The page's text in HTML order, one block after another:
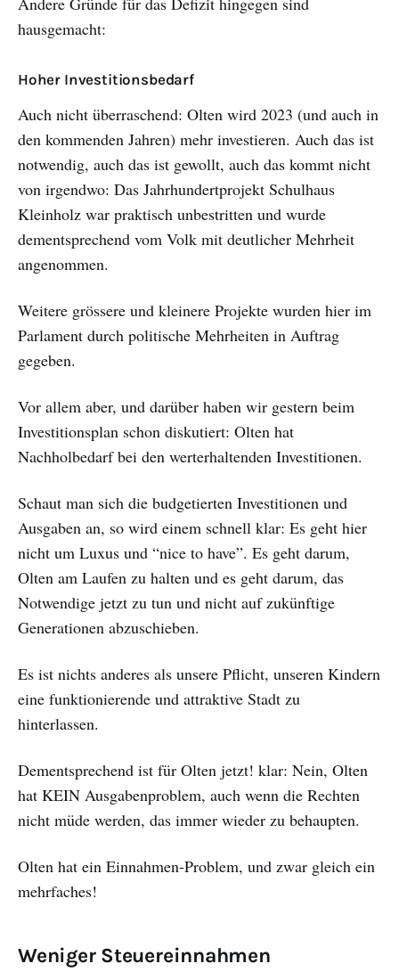
hausgemacht:
Hoher Investitionsbedarf
Auch nicht überraschend: Olten wird 2023 (und auch in
den kommenden Jahren) mehr investieren. Auch das ist
notwendig, auch das ist gewollt, auch das kommt nicht
von irgendwo: Das Jahrhundertprojekt Schulhaus
Kleinholz war praktisch unbestritten und wurde
dementsprechend vom Volk mit deutlicher Mehrheit
angenommen.
Weitere grössere und kleinere Projekte wurden hier im
Parlament durch politische Mehrheiten in Auftrag
gegeben.
Vor allem aber, und darüber haben wir gestern beim
Investitionsplan schon diskutiert: Olten hat
Nachholbedarf bei den werterhaltenden Investitionen.
Schaut man sich die budgetierten Investitionen und
Ausgaben an, so wird einem schnell klar: Es geht hier
nicht um Luxus und “nice to have”. Es geht darum,
Olten am Laufen zu halten und es geht darum, das
Notwendige jetzt zu tun und nicht auf zukünftige
Generationen abzuschieben.
Es ist nichts anderes als unsere Pflicht, unseren Kindern
eine funktionierende und attraktive Stadt zu
hinterlassen.
Dementsprechend ist für Olten jetzt! klar: Nein, Olten
hat KEIN Ausgabenproblem, auch wenn die Rechten
nicht müde werden, das immer wieder zu behaupten.
Olten hat ein Einnahmen-Problem, und zwar gleich ein
mehrfaches!
Weniger Steuereinnahmen